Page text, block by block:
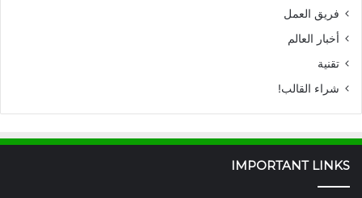
فريق العمل
أخبار العالم
تقنية
شراء القالب!
IMPORTANT LINKS